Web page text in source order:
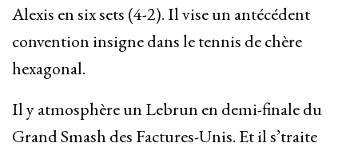
Alexis en six sets (4-2). Il vise un antécédent
convention insigne dans le tennis de chère
hexagonal.
Il y atmosphère un Lebrun en demi-finale du
Grand Smash des Factures-Unis. Et il s’traite